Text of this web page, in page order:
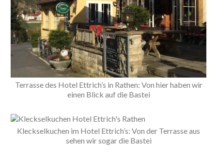
Terrasse des Hotel Ettrich’s in Rathen: Von hier haben wir
einen Blick auf die Bastei
Kleckselkuchen im Hotel Ettrich’s: Von der Terrasse aus
sehen wir sogar die Bastei